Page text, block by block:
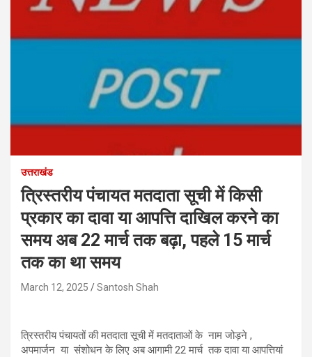
उत्तराखंड
त्रिस्तरीय पंचायत मतदाता सूची में किसी
प्रकार का दावा या आपत्ति दाखिल करने का
समय अब 22 मार्च तक बढ़ा, पहले 15 मार्च
तक का था समय
March 12, 2025 Santosh Shah
त्रिस्तरीय पंचायतों की मतदाता सूची में मतदाताओं के नाम जोड़ने ,
अपमार्जन या संशोधन के लिए अब आगामी 22 मार्च तक दावा या आपत्तियां